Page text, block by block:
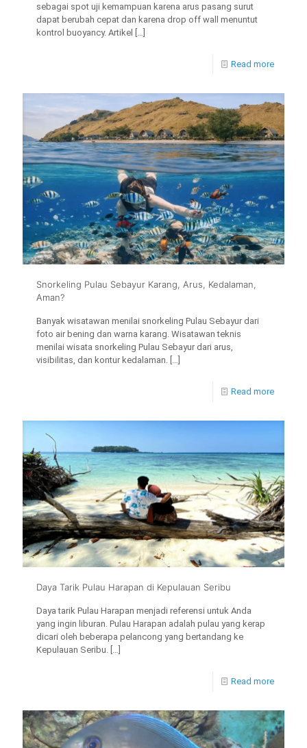
sebagai spot uji kemampuan karena arus pasang surut
dapat berubah cepat dan karena drop off wall menuntut
kontrol buoyancy. Artikel
[…]
Read more
Snorkeling Pulau Sebayur Karang, Arus, Kedalaman,
Aman?
Banyak wisatawan menilai snorkeling Pulau Sebayur dari
foto air bening dan warna karang. Wisatawan teknis
menilai wisata snorkeling Pulau Sebayur dari arus,
visibilitas, dan kontur kedalaman. […]
Read more
Daya Tarik Pulau Harapan di Kepulauan Seribu
Daya tarik Pulau Harapan menjadi referensi untuk Anda
yang ingin liburan. Pulau Harapan adalah pulau yang kerap
dicari oleh beberapa pelancong yang bertandang ke
Kepulauan Seribu. […]
Read more